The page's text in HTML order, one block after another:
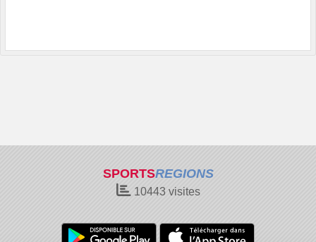
SPORTSREGIONS
10443visites